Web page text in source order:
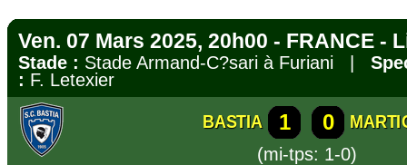
Ven. 07 Mars 2025, 20h00 - FRANCE -
Stade : Stade Armand-C?sari à Furiani |
: F. Letexier
BASTIA 1 0
(mi-tps: 1-0)